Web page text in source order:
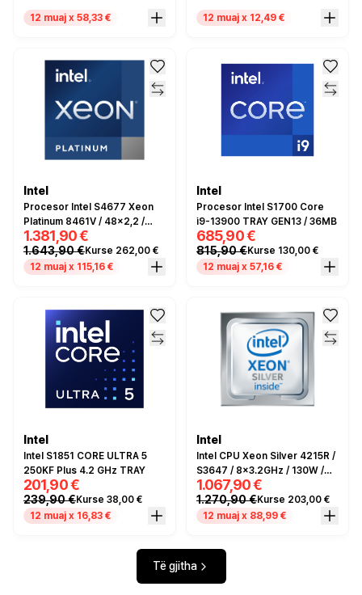
12 muaj x 58,33 € 12 muaj x 12,49 €
Intel
Procesor Intel S4677 Xeon
Platinum 8461V / 48x2,2 /
300W / 97.5MB
1.381,90 €
1.643,90 €Kurse 262,00 €
12 muaj x 115,16 €
Intel
Procesor Intel S1700 Core
i9-13900 TRAY GEN13 / 36MB
685,90 €
815,90 €Kurse 130,00 €
12 muaj x 57,16 €
Intel
Intel S1851 CORE ULTRA 5
250KF Plus 4.2 GHz TRAY
201,90 €
239,90 €Kurse 38,00 €
12 muaj x 16,83 €
Intel
Intel CPU Xeon Silver 4215R /
S3647 / 8x3.2GHz / 130W /
Tray
1.067,90 €
1.270,90 €Kurse 203,00 €
12 muaj x 88,99 €
Të gjitha